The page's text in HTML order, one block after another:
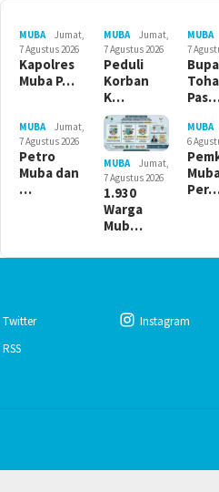
MUBA
Jumat,
7 Agustus 2026
Kapolres
Muba P…
MUBA
Jumat,
7 Agustus 2026
Peduli
Korban
K…
MUBA
7
Toha
MUBA
Jumat,
7 Agustus 2026
Petro
Muba dan
…
MUBA
Jumat,
7 Agustus 2026
1.930
Warga
Mub…
MUBA
6
Twitter
Instagram
RSS